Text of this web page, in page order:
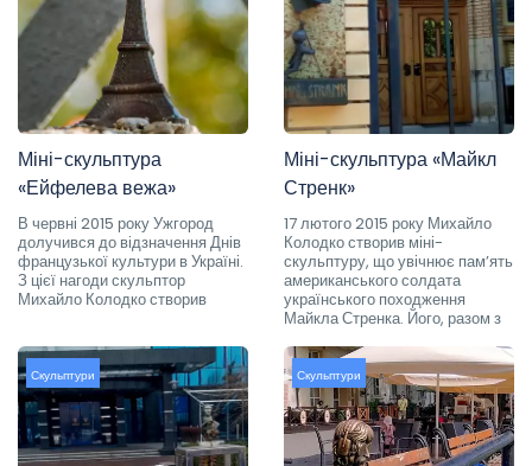
Міні-скульптура
«Ейфелева вежа»
В червні 2015 року Ужгород
долучився до відзначення Днів
французької культури в Україні.
З цієї нагоди скульптор
Михайло Колодко створив
Міні-скульптура «Майкл
Стренк»
17 лютого 2015 року Михайло
Колодко створив міні-
скульптуру, що увічнює пам’ять
американського солдата
українського походження
Майкла Стренка. Його, разом з
Скульптури Скульптури